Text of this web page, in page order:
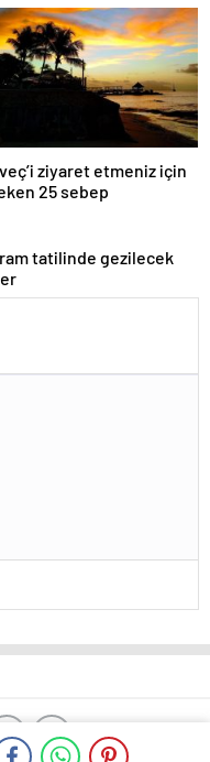
ziyaret etmeniz için
25 sebep
tatilinde gezilecek